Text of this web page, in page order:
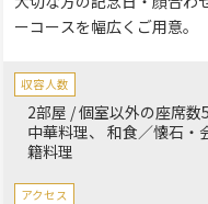
ーコースを幅広くご用意。
収容人数
2部屋 / 個室以外の座席数
中華料理
和食／懐石・
籍料理
アクセス